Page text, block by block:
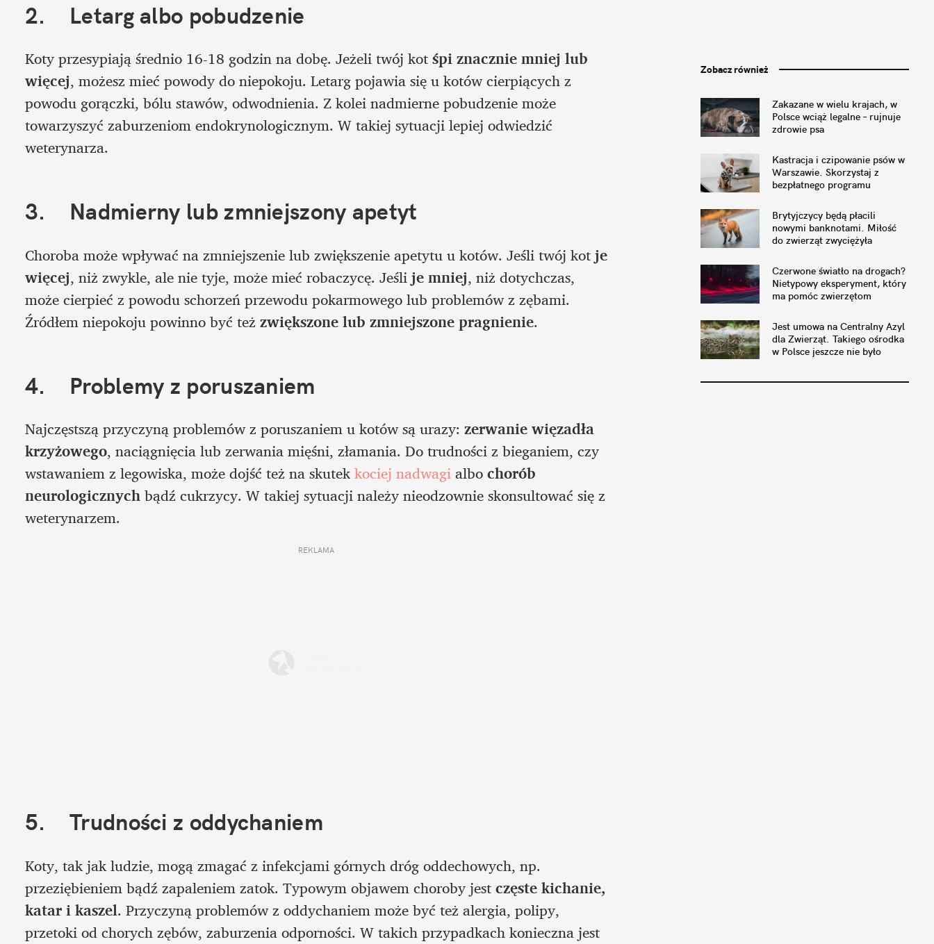
2.	Letarg albo pobudzenie
Koty przesypiają średnio 16-18 godzin na dobę. Jeżeli twój kot śpi znacznie mniej lub
więcej, możesz mieć powody do niepokoju. Letarg pojawia się u kotów cierpiących z
powodu gorączki, bólu stawów, odwodnienia. Z kolei nadmierne pobudzenie może
towarzyszyć zaburzeniom endokrynologicznym. W takiej sytuacji lepiej odwiedzić
weterynarza.
3.	Nadmierny lub zmniejszony apetyt
Choroba może wpływać na zmniejszenie lub zwiększenie apetytu u kotów. Jeśli twój kot je
więcej, niż zwykle, ale nie tyje, może mieć robaczycę. Jeśli je mniej, niż dotychczas,
może cierpieć z powodu schorzeń przewodu pokarmowego lub problemów z zębami.
Źródłem niepokoju powinno być też zwiększone lub zmniejszone pragnienie.
4.	Problemy z poruszaniem
Najczęstszą przyczyną problemów z poruszaniem u kotów są urazy: zerwanie więzadła
krzyżowego, naciągnięcia lub zerwania mięśni, złamania. Do trudności z bieganiem, czy
wstawaniem z legowiska, może dojść też na skutek kociej nadwagi albo chorób
neurologicznych bądź cukrzycy. W takiej sytuacji należy nieodzownie skonsultować się z
weterynarzem.
REKLAMA
5.	Trudności z oddychaniem
Koty, tak jak ludzie, mogą zmagać z infekcjami górnych dróg oddechowych, np.
przeziębieniem bądź zapaleniem zatok. Typowym objawem choroby jest częste kichanie,
katar i kaszel. Przyczyną problemów z oddychaniem może być też alergia, polipy,
przetoki od chorych zębów, zaburzenia odporności. W takich przypadkach konieczna jest
Zobacz również
Zakazane w wielu krajach, w
Polsce wciąż legalne – rujnuje
zdrowie psa
Kastracja i czipowanie psów w
Warszawie. Skorzystaj z
bezpłatnego programu
Brytyjczycy będą płacili
nowymi banknotami. Miłość
do zwierząt zwyciężyła
Czerwone światło na drogach?
Nietypowy eksperyment, który
ma pomóc zwierzętom
Jest umowa na Centralny Azyl
dla Zwierząt. Takiego ośrodka
w Polsce jeszcze nie było